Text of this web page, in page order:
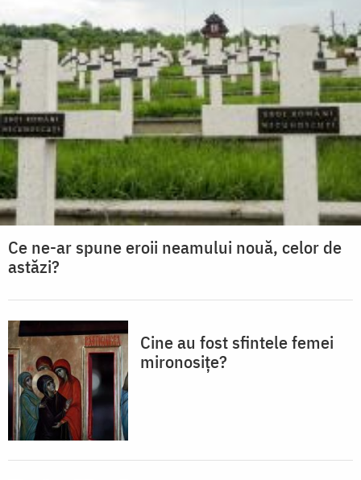
Ce ne-ar spune eroii neamului nouă, celor de
astăzi?
Cine au fost sfintele femei
mironosițe?